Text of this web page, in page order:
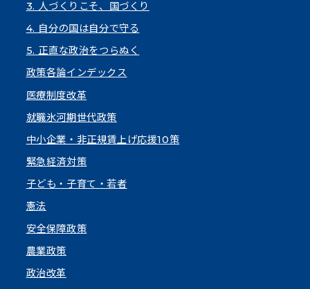
3. 人づくりこそ、国づくり
4. 自分の国は自分で守る
5. 正直な政治をつらぬく
政策各論インデックス
医療制度改革
就職氷河期世代政策
中小企業・非正規賃上げ応援10策
緊急経済対策
子ども・子育て・若者
憲法
安全保障政策
農業政策
政治改革